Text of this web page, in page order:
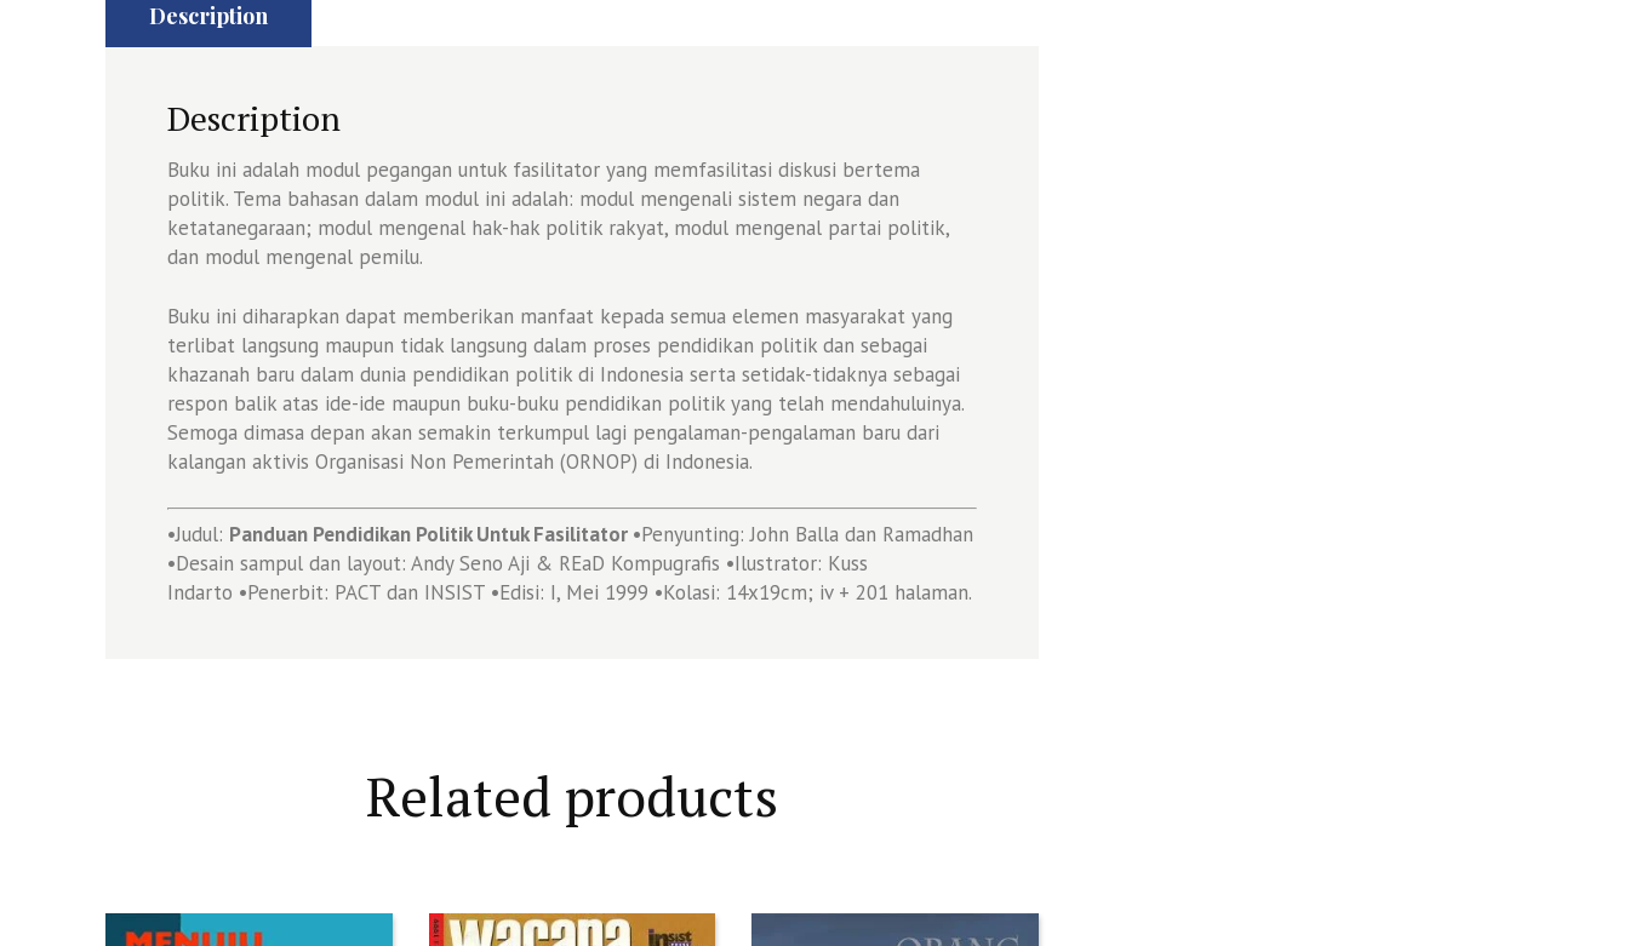
Description
Description
Buku ini adalah modul pegangan untuk fasilitator yang memfasilitasi diskusi bertema
politik. Tema bahasan dalam modul ini adalah: modul mengenali sistem negara dan
ketatanegaraan; modul mengenal hak-hak politik rakyat, modul mengenal partai politik,
dan modul mengenal pemilu.
Buku ini diharapkan dapat memberikan manfaat kepada semua elemen masyarakat yang
terlibat langsung maupun tidak langsung dalam proses pendidikan politik dan sebagai
khazanah baru dalam dunia pendidikan politik di Indonesia serta setidak-tidaknya sebagai
respon balik atas ide-ide maupun buku-buku pendidikan politik yang telah mendahuluinya.
Semoga dimasa depan akan semakin terkumpul lagi pengalaman-pengalaman baru dari
kalangan aktivis Organisasi Non Pemerintah (ORNOP) di Indonesia.
•Judul: Panduan Pendidikan Politik Untuk Fasilitator •Penyunting: John Balla dan Ramadhan
•Desain sampul dan layout: Andy Seno Aji & REaD Kompugrafis •Ilustrator: Kuss
Indarto •Penerbit: PACT dan INSIST •Edisi: I, Mei 1999 •Kolasi: 14x19cm; iv + 201 halaman.
Related products